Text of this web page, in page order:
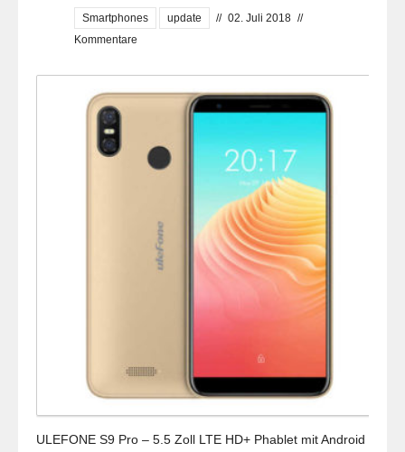
Smartphones update // 02. Juli 2018 //
Kommentare
ULEFONE S9 Pro – 5.5 Zoll LTE HD+ Phablet mit Android